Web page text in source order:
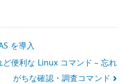
を導入
便利な Linux コマンド – 忘れ
がちな確認・調査コマンド